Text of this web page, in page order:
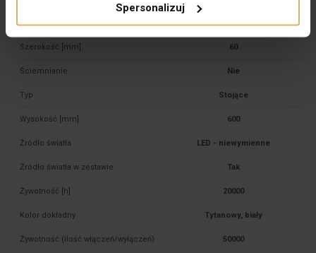
Spersonalizuj
Strumień świetlny [lm] 1000
Szerokość [mm] 60
Ściemnianie Nie
Typ Stojące
Wysokość [mm] 600
Źródło światła LED - niewymienne
Źródło światła w zestawie Tak
Żywotność [h] 20000
Kolor dokładny Tytanowy, biały
Żywotność (ilość włączeń/wyłączeń) 50000